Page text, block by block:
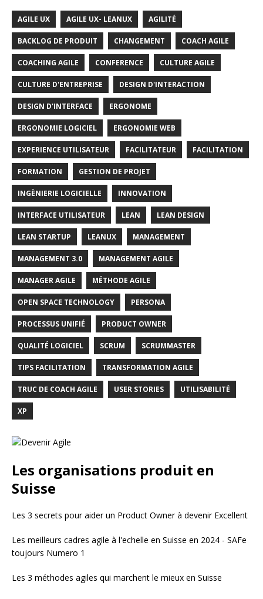
AGILE UX AGILE UX- LEANUX AGILITÉ
BACKLOG DE PRODUIT CHANGEMENT COACH AGILE
COACHING AGILE CONFERENCE CULTURE AGILE
CULTURE D'ENTREPRISE DESIGN D'INTERACTION
DESIGN D'INTERFACE ERGONOME
ERGONOMIE LOGICIEL ERGONOMIE WEB
EXPERIENCE UTILISATEUR FACILITATEUR FACILITATION
FORMATION GESTION DE PROJET
INGÈNIERIE LOGICIELLE INNOVATION
INTERFACE UTILISATEUR LEAN LEAN DESIGN
LEAN STARTUP LEANUX MANAGEMENT
MANAGEMENT 3.0 MANAGEMENT AGILE
MANAGER AGILE MÉTHODE AGILE
OPEN SPACE TECHNOLOGY PERSONA
PROCESSUS UNIFIÉ PRODUCT OWNER
QUALITÉ LOGICIEL SCRUM SCRUMMASTER
TIPS FACILITATION TRANSFORMATION AGILE
TRUC DE COACH AGILE USER STORIES UTILISABILITÉ
XP
Les organisations produit en
Suisse
Les 3 secrets pour aider un Product Owner à devenir Excellent
Les meilleurs cadres agile à l'echelle en Suisse en 2024 - SAFe
toujours Numero 1
Les 3 méthodes agiles qui marchent le mieux en Suisse